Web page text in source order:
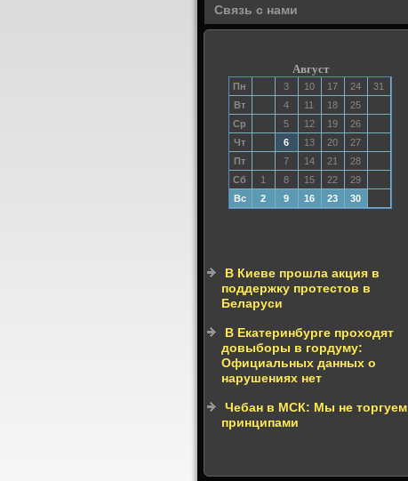
Связь с нами
Август
Пн 3 10 17 24
31
Вт
4 11 18
25
Ср
5 12 19
26
Чт
6 13 20
27
Пт
7 14 21
28
Сб
1 8 15 22
29
Вс
2 9 16 23 30
В Киеве прошла акция в
поддержку протестов в
Беларуси
В Екатеринбурге проходят
довыборы в гордуму:
Официальных данных о
нарушениях нет
Чебан в МСК: Мы не торгуем
принципами